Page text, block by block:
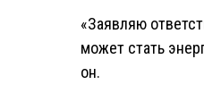
«Заявляю
может стать
он.